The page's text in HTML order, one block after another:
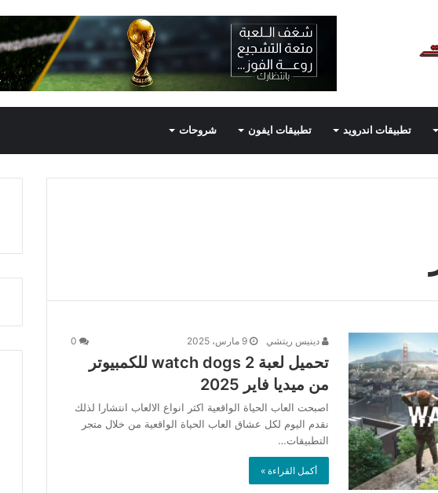
تطبيقات اندرويد تطبيقات ايفون شروحات
دينيس ريتشي 9 مارس، 2025
تحميل لعبة watch dogs 2 للكمبيوتر
من ميديا فاير 2025
اصبحت العاب الحياة الواقعية اكثر انواع الالعاب انتشارا لذلك
نقدم اليوم لكل عشاق العاب الحياة الواقعية من خلال متجر
التطبيقات…
أكمل القراءة »